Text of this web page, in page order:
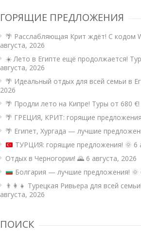
ГОРЯЩИЕ ПРЕДЛОЖЕНИЯ
🌴 Расслабляющая Крит ждёт! С кодом
августа, 2026
☀️ Лето в Египте ещё продолжается!
августа, 2026
🌴 Идеальный отдых для всей семьи в
2026
🌴 Продли лето на Кипре! Туры от 680
🌴 ГРЕЦИЯ, КРИТ: горящие
🌴 Египет, Хургада — лучшие
ТУРЦИЯ: горящие предложения! 🌞 6
Отдых в Черногории! 🌄 6 августа, 2026
Болгария — лучшие предложения! 🌞
👨‍👩‍👧 Турецкая Ривьера для всей
августа, 2026
ПОИСК